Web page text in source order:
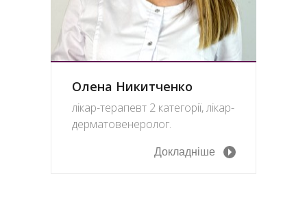
Олена Никитченко
лікар-терапевт 2 категорії, лікар-
дерматовенеролог.
Докладніше